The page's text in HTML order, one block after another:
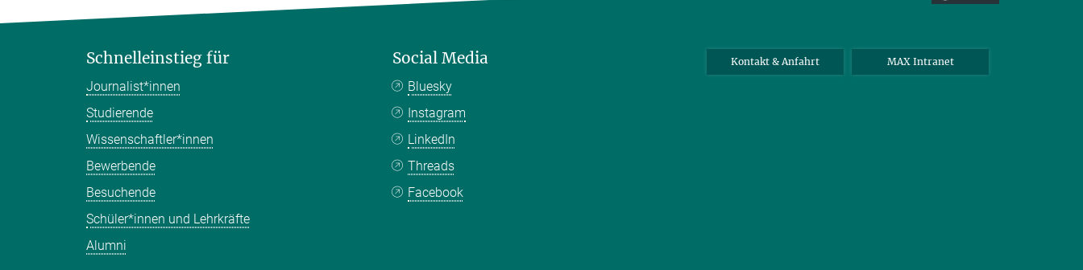
Schnelleinstieg für
Journalist*innen
Studierende
Wissenschaftler*innen
Bewerbende
Besuchende
Schüler*innen und Lehrkräfte
Alumni
Social Media
Bluesky
Instagram
LinkedIn
Threads
Facebook
Kontakt & Anfahrt MAX Intranet